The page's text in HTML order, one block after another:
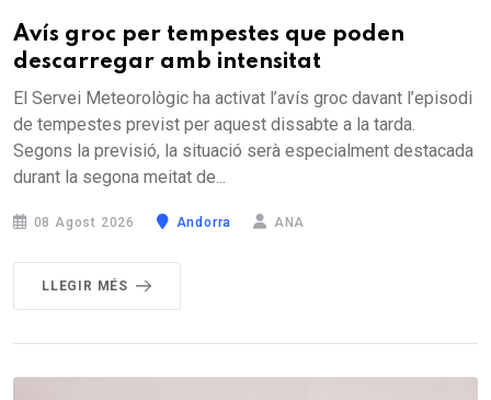
Avís groc per tempestes que poden
descarregar amb intensitat
El Servei Meteorològic ha activat l’avís groc davant l’episodi
de tempestes previst per aquest dissabte a la tarda.
Segons la previsió, la situació serà especialment destacada
durant la segona meitat de...
08 Agost 2026 Andorra ANA
LLEGIR MÉS